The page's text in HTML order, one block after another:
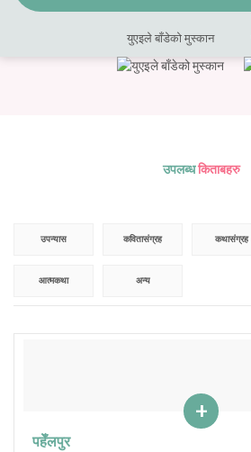
युएइले बाँडेको मुस्कान
उपलब्धकिताबहरु
उपन्यास कवितासंग्रह कथासंग्रह
आत्मकथा अन्य
+
पहेँलपुर